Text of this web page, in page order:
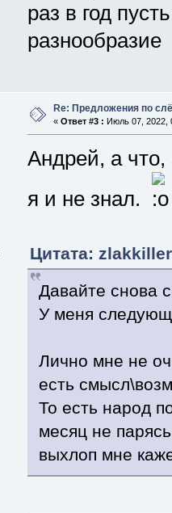
раз в год
разнообразие
Re: Предложения по
« Ответ #3 : Июль 07, 2022,
Андрей, а
я и не знал.
Цитата:
Давайте снова
У меня
Лично мне не
есть
То есть народ
месяц не
выхлоп мне